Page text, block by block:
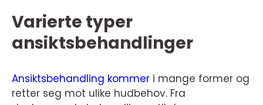
Varierte typer
ansiktsbehandlinger
Ansiktsbehandling kommer i mange former og
retter seg mot ulike hudbehov. Fra